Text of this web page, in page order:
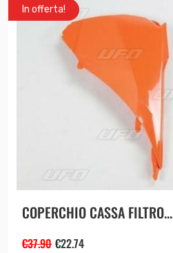
In offerta!
COPERCHIO CASSA FILTRO...
€37.90 €22.74